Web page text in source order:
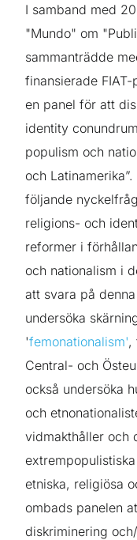
I samband med
"Mundo" om
sammanträdde
finansierade
en panel för att
identity
populism och
och
följande
religions- och
reformer i
och nationalism i
att svara på
undersöka
'femonationalism',
Central- och
också undersöka
och
vidmakthåller och
etniska, religiösa
ombads panelen
diskriminering